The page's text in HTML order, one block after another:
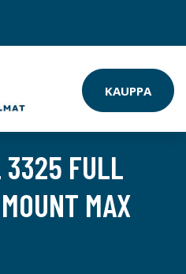
KAUPPA
3325 FULL
MAX